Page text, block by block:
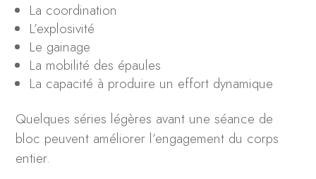
La coordination
L’explosivité
Le gainage
La mobilité des épaules
La capacité à produire un effort dynamique
Quelques séries légères avant une séance de
bloc peuvent améliorer l’engagement du corps
entier.